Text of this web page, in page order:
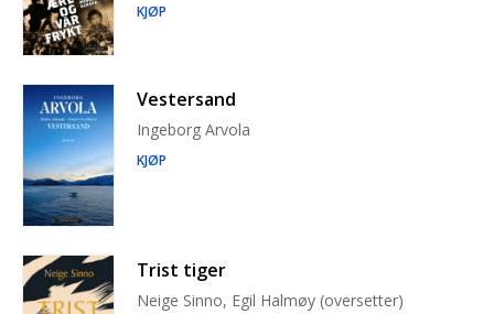
KJØP
Vestersand
Ingeborg Arvola
KJØP
Trist tiger
Neige Sinno, Egil Halmøy (oversetter)